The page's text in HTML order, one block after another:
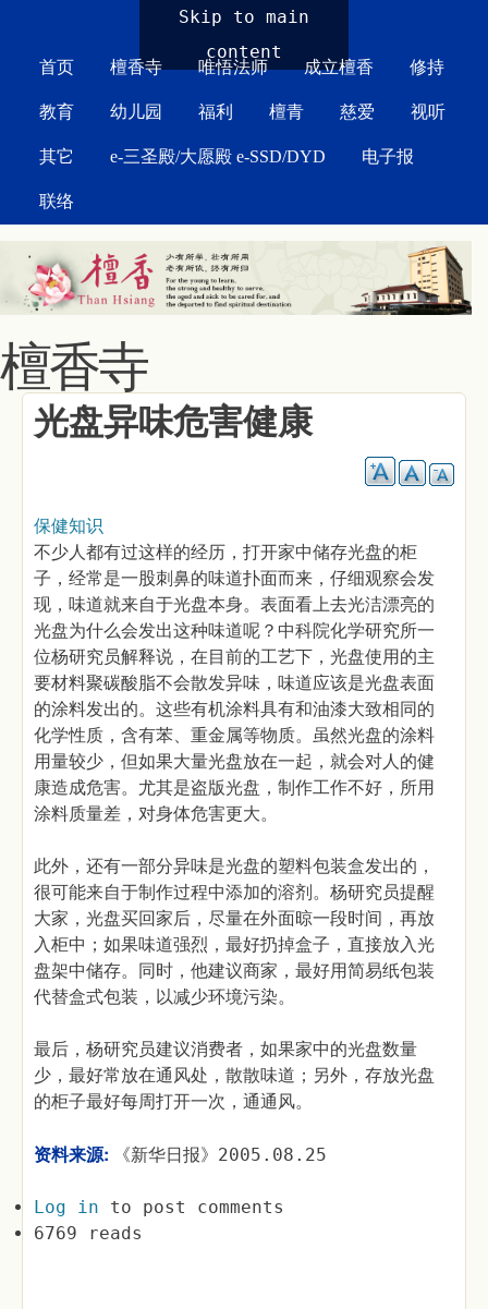
Skip to main
content
首页 檀香寺 唯悟法师 成立檀香 修持
教育 幼儿园 福利 檀青 慈爱 视听
其它 e-三圣殿/大愿殿 e-SSD/DYD 电子报
联络
檀香寺
光盘异味危害健康
保健知识
不少人都有过这样的经历，打开家中储存光盘的柜
子，经常是一股刺鼻的味道扑面而来，仔细观察会发
现，味道就来自于光盘本身。表面看上去光洁漂亮的
光盘为什么会发出这种味道呢？中科院化学研究所一
位杨研究员解释说，在目前的工艺下，光盘使用的主
要材料聚碳酸脂不会散发异味，味道应该是光盘表面
的涂料发出的。这些有机涂料具有和油漆大致相同的
化学性质，含有苯、重金属等物质。虽然光盘的涂料
用量较少，但如果大量光盘放在一起，就会对人的健
康造成危害。尤其是盗版光盘，制作工作不好，所用
涂料质量差，对身体危害更大。
此外，还有一部分异味是光盘的塑料包装盒发出的，
很可能来自于制作过程中添加的溶剂。杨研究员提醒
大家，光盘买回家后，尽量在外面晾一段时间，再放
入柜中；如果味道强烈，最好扔掉盒子，直接放入光
盘架中储存。同时，他建议商家，最好用简易纸包装
代替盒式包装，以减少环境污染。
最后，杨研究员建议消费者，如果家中的光盘数量
少，最好常放在通风处，散散味道；另外，存放光盘
的柜子最好每周打开一次，通通风。
资料来源: 《新华日报》2005.08.25
Log in to post comments
6769 reads